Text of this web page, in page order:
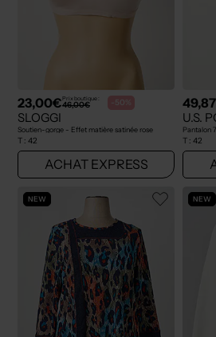
23,00€Prix boutique :
46,00€ -50%
SLOGGI
Soutien-gorge - Effet matière satinée rose
T : 42
ACHAT EXPRESS
U.S.
Pantalon
T : 42
NEW NEW